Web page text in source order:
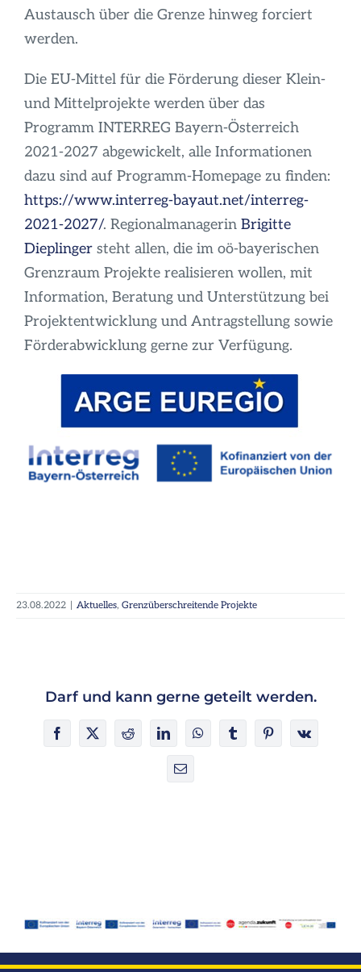
Austausch über die Grenze hinweg forciert
werden.
Die EU-Mittel für die Förderung dieser Klein-
und Mittelprojekte werden über das
Programm INTERREG Bayern-Österreich
2021-2027 abgewickelt, alle Informationen
dazu sind auf Programm-Homepage zu finden:
https://www.interreg-bayaut.net/interreg-
2021-2027/. Regionalmanagerin Brigitte
Dieplingersteht allen, die im oö-bayerischen
Grenzraum Projekte realisieren wollen, mit
Information, Beratung und Unterstützung bei
Projektentwicklung und Antragstellung sowie
Förderabwicklung gerne zur Verfügung.
23.08.2022 | Aktuelles, Grenzüberschreitende Projekte
Darf und kann gerne geteilt werden.
Facebook
X RedditLinkedInWhatsAppTumblrPinterest
Vk
E-
Mail